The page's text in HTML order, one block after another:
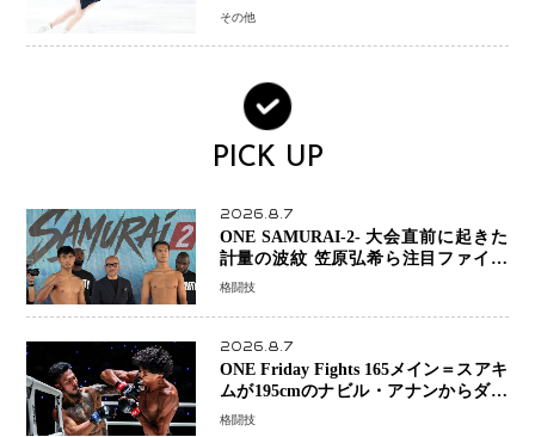
手権欠場を発表「安全最優先の判断」
その他
PICK UP
2026.8.7
ONE SAMURAI-2- 大会直前に起きた
計量の波紋 笠原弘希ら注目ファイタ
ーは契約体重で決戦へ、山本歩夢と平
格闘技
2026.8.7
ONE Friday Fights 165メイン＝スアキ
ムが195cmのナビル・アナンからダウ
ン奪取！猛反撃を耐え抜き判定勝利、
格闘技